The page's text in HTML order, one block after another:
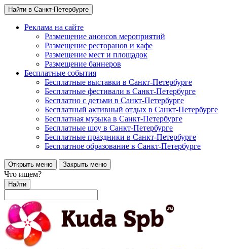
Найти в Санкт-Петербурге
Реклама на сайте
Размещение анонсов мероприятий
Размещение ресторанов и кафе
Размещение мест и площадок
Размещение баннеров
Бесплатные события
Бесплатные выставки в Санкт-Петербурге
Бесплатные фестивали в Санкт-Петербурге
Бесплатно с детьми в Санкт-Петербурге
Бесплатный активный отдых в Санкт-Петербурге
Бесплатная музыка в Санкт-Петербурге
Бесплатные шоу в Санкт-Петербурге
Бесплатные праздники в Санкт-Петербурге
Бесплатное образование в Санкт-Петербурге
Открыть меню Закрыть меню
Что ищем?
Найти